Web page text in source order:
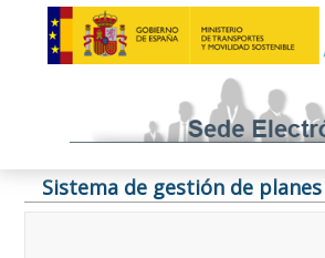
Sistema de gestión de